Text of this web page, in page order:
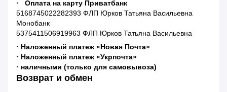
· Оплата на карту Приватбанк
5168745022282393 ФЛП Юрков Татьяна Васильевна
Монобанк
5375411506919963 ФЛП Юрков Татьяна Васильевна
· Наложенный платеж «Новая Почта»
· Наложенный платеж «Укрпочта»
· наличными (только для самовывоза)
Возврат и обмен